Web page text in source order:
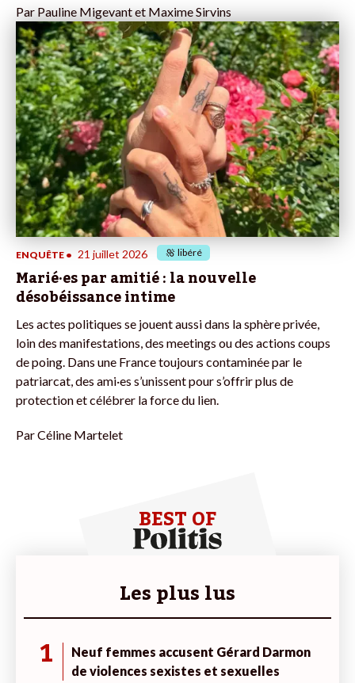
Par Pauline Migevant et Maxime Sirvins
ENQUÊTE • 21 juillet 2026 libéré
Marié·es par amitié : la nouvelle
désobéissance intime
Les actes politiques se jouent aussi dans la sphère privée,
loin des manifestations, des meetings ou des actions coups
de poing. Dans une France toujours contaminée par le
patriarcat, des ami·es s’unissent pour s’offrir plus de
protection et célébrer la force du lien.
ParCéline Martelet
BEST OF
Les plus lus
1
Neuf femmes accusent Gérard Darmon
de violences sexistes et sexuelles